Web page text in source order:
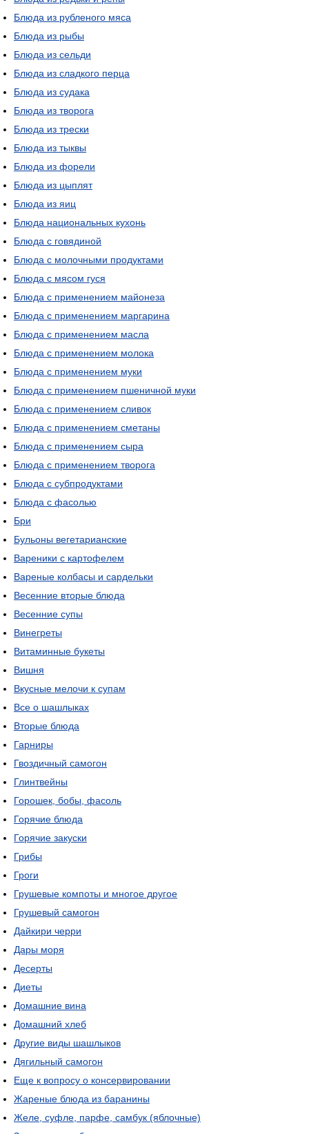
Блюда из рубленого мяса
Блюда из рыбы
Блюда из сельди
Блюда из сладкого перца
Блюда из судака
Блюда из творога
Блюда из трески
Блюда из тыквы
Блюда из форели
Блюда из цыплят
Блюда из яиц
Блюда национальных кухонь
Блюда с говядиной
Блюда с молочными продуктами
Блюда с мясом гуся
Блюда с применением майонеза
Блюда с применением маргарина
Блюда с применением масла
Блюда с применением молока
Блюда с применением муки
Блюда с применением пшеничной муки
Блюда с применением сливок
Блюда с применением сметаны
Блюда с применением сыра
Блюда с применением творога
Блюда с субпродуктами
Блюда с фасолью
Бри
Бульоны вегетарианские
Вареники с картофелем
Вареные колбасы и сардельки
Весенние вторые блюда
Весенние супы
Винегреты
Витаминные букеты
Вишня
Вкусные мелочи к супам
Все о шашлыках
Вторые блюда
Гарниры
Гвоздичный самогон
Глинтвейны
Горошек, бобы, фасоль
Горячие блюда
Горячие закуски
Грибы
Гроги
Грушевые компоты и многое другое
Грушевый самогон
Дайкири черри
Дары моря
Десерты
Диеты
Домашние вина
Домашний хлеб
Другие виды шашлыков
Дягильный самогон
Еще к вопросу о консервировании
Жареные блюда из баранины
Желе, суфле, парфе, самбук (яблочные)